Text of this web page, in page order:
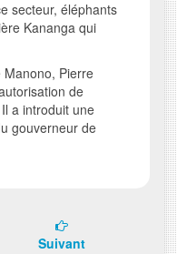
secteur, éléphants
Kananga qui
Manono, Pierre
de
a introduit une
gouverneur de
Suivant